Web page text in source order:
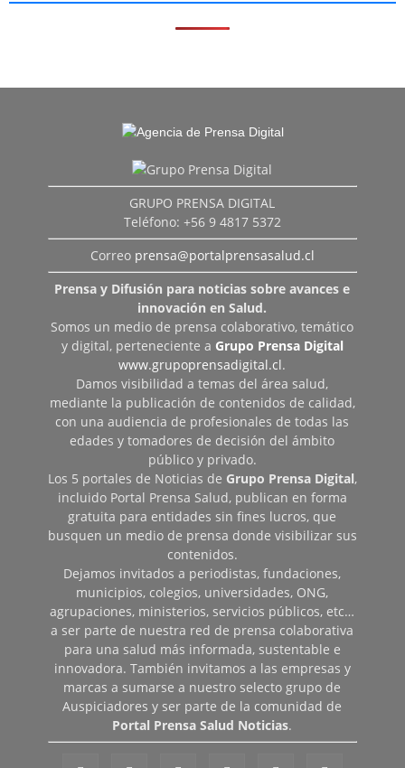
GRUPO PRENSA DIGITAL
Teléfono: +56 9 4817 5372
Correo prensa@portalprensasalud.cl
Prensa y Difusión para noticias sobre avances e
innovación en Salud.
Somos un medio de prensa colaborativo, temático
y digital, perteneciente a Grupo Prensa Digital
www.grupoprensadigital.cl.
Damos visibilidad a temas del área salud,
mediante la publicación de contenidos de calidad,
con una audiencia de profesionales de todas las
edades y tomadores de decisión del ámbito
público y privado.
Los 5 portales de Noticias de Grupo Prensa Digital,
incluido Portal Prensa Salud, publican en forma
gratuita para entidades sin fines lucros, que
busquen un medio de prensa donde visibilizar sus
contenidos.
Dejamos invitados a periodistas, fundaciones,
municipios, colegios, universidades, ONG,
agrupaciones, ministerios, servicios públicos, etc…
a ser parte de nuestra red de prensa colaborativa
para una salud más informada, sustentable e
innovadora. También invitamos a las empresas y
marcas a sumarse a nuestro selecto grupo de
Auspiciadores y ser parte de la comunidad de
Portal Prensa Salud Noticias.